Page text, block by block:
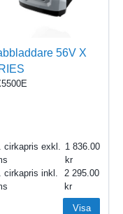
56V X
cirkapris exkl. 1 836.00
cirkapris inkl.
2 295.00
Visa